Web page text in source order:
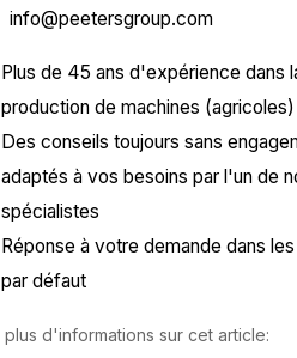
info@peetersgroup.com
Plus de 45 ans d'expérience dans
production de machines (agricoles)
Des conseils toujours sans
adaptés à vos besoins par l'un de
spécialistes
Réponse à votre demande dans
par défaut
plus d'informations sur cet article: